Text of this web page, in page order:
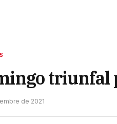
triunfal
de 2021